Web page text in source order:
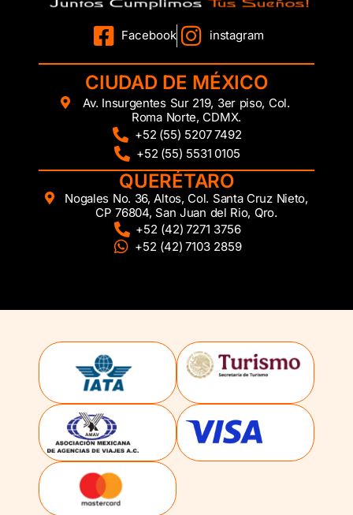
Facebook instagram
CIUDAD DE MÉXICO
Av. Insurgentes Sur 219, 3er piso, Col.
Roma Norte, CDMX.
+52 (55) 5207 7492
+52 (55) 5531 0105
QUERÉTARO
Nogales No. 36, Altos, Col. Santa Cruz Nieto,
CP 76804, San Juan del Rio, Qro.
+52 (42) 7271 3756
+52 (42) 7103 2859